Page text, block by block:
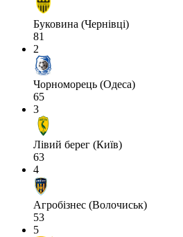
Буковина (Чернівці)
81
2
Чорноморець (Одеса)
65
3
Лівий берег (Київ)
63
4
Агробізнес (Волочиськ)
53
5